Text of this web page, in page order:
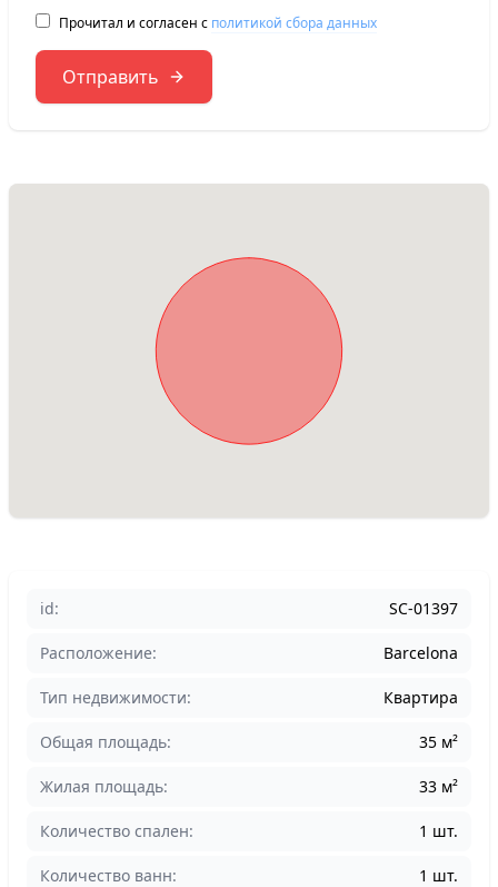
Прочитал и согласен с политикой сбора данных
Отправить
id: SC-01397
Расположение: Barcelona
Тип недвижимости: Квартира
Общая площадь: 35 м²
Жилая площадь: 33 м²
Количество спален: 1 шт.
Количество ванн: 1 шт.